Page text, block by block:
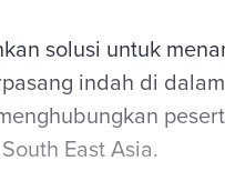
solusi untuk
indah di
East Asia.